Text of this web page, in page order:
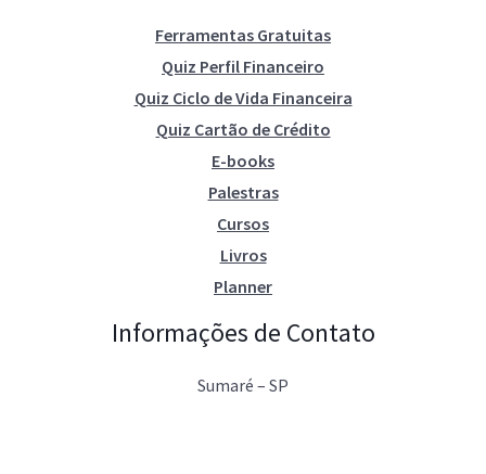
Ferramentas Gratuitas
Quiz Perfil Financeiro
Quiz Ciclo de Vida Financeira
Quiz Cartão de Crédito
E-books
Palestras
Cursos
Livros
Planner
Informações de Contato
Sumaré – SP